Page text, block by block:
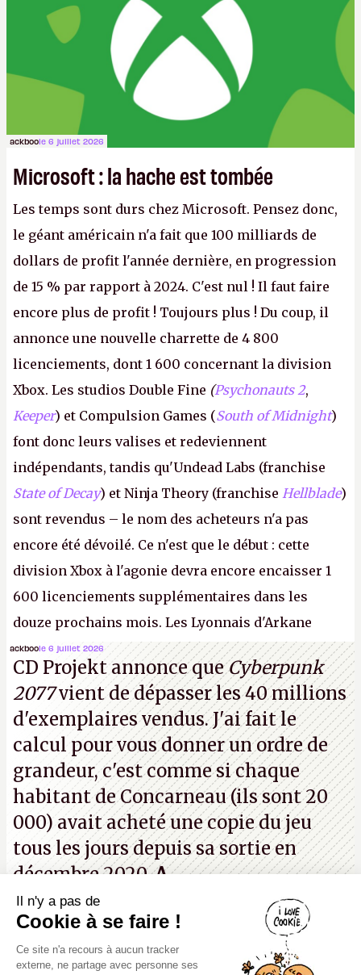
ackboole 6 juillet 2026
Microsoft : la hache est tombée
Les temps sont durs chez Microsoft. Pensez donc,
le géant américain n'a fait que 100 milliards de
dollars de profit l'année dernière, en progression
de 15 % par rapport à 2024. C'est nul ! Il faut faire
encore plus de profit ! Toujours plus ! Du coup, il
annonce une nouvelle charrette de 4 800
licenciements, dont 1 600 concernant la division
Xbox. Les studios Double Fine (Psychonauts 2,
Keeper) et Compulsion Games (South of Midnight)
font donc leurs valises et redeviennent
indépendants, tandis qu'Undead Labs (franchise
State of Decay) et Ninja Theory (franchise Hellblade)
sont revendus – le nom des acheteurs n'a pas
encore été dévoilé. Ce n'est que le début : cette
division Xbox à l'agonie devra encore encaisser 1
600 licenciements supplémentaires dans les
douze prochains mois. Les Lyonnais d'Arkane
(Dishonored, Deathloop) pourraient faire partie des
prochaines victimes, puisque Microsoft a confirmé
vouloir se séparer du studio.A.
ackboole 6 juillet 2026
CD Projekt annonce queCyberpunk
2077vient de dépasser les 40 millions
d'exemplaires vendus. J'ai fait le
calcul pour vous donner un ordre de
grandeur, c'est comme si chaque
habitant de Concarneau (ils sont 20
000) avait acheté une copie du jeu
tous les jours depuis sa sortie en
décembre 2020.A.
Canard PC
Kiosque numérique
Boutique
Il n'y a pas de
Cookie à se faire !
Ce site n'a recours à aucun tracker
externe, ne partage avec personne ses